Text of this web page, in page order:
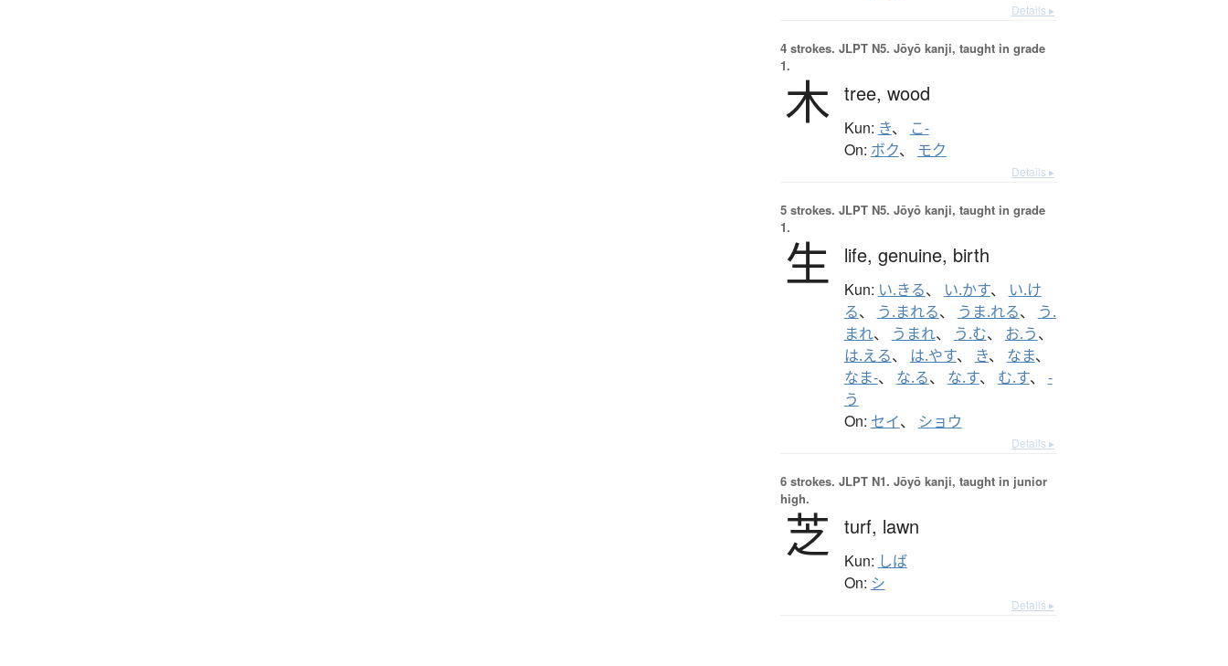
Details ▸
4 strokes. JLPT N5. Jōyō kanji, taught in grade
1.
木 tree, wood
Kun: き、 こ-
On: ボク、 モク
Details ▸
5 strokes. JLPT N5. Jōyō kanji, taught in grade
1.
生 life, genuine, birth
Kun: い.きる、 い.かす、
い.け
る、 う.まれる、 うま.れる、
う.
まれ、 うまれ、 う.む、 お.う、
は.える、 は.やす、 き、 なま、
なま-、 な.る、 な.す、 む.す、 -
う
On: セイ、 ショウ
Details ▸
6 strokes. JLPT N1. Jōyō kanji, taught in junior
high.
芝 turf, lawn
Kun: しば
On: シ
Details ▸